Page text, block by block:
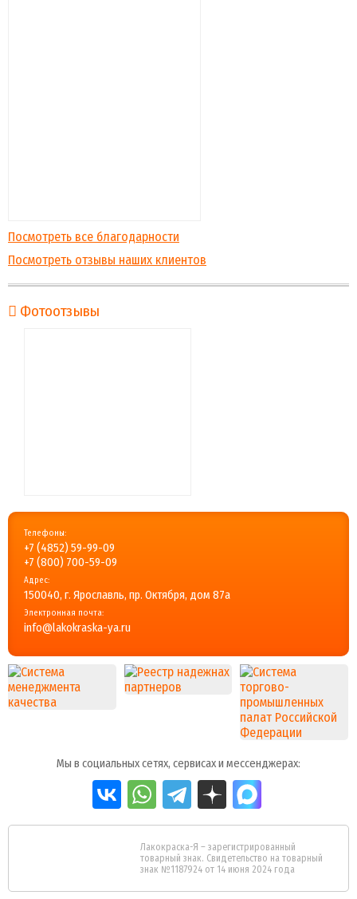
Посмотреть все благодарности
Посмотреть отзывы наших клиентов
Фотоотзывы
Телефоны:
+7 (4852) 59-99-09
+7 (800) 700-59-09
Адрес:
150040, г. Ярославль, пр. Октября, дом 87a
Электронная почта:
info@lakokraska-ya.ru
Мы в социальных сетях, сервисах и мессенджерах:
Лакокраска-Я – зарегистрированный
товарный знак. Свидетельство на товарный
знак №1187924 от 14 июня 2024 года